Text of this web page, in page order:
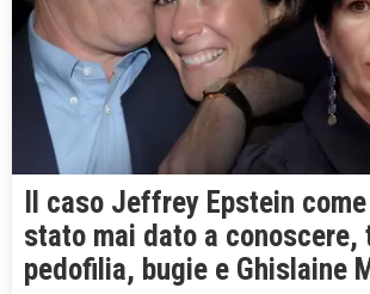
Il caso Jeffrey Epstein
stato mai dato a conoscere,
pedofilia, bugie e Ghislaine